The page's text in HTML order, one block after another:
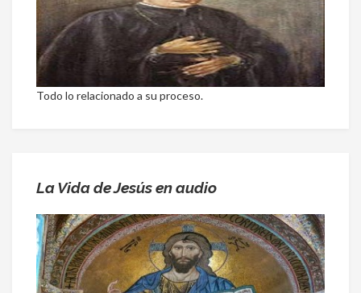
Todo lo relacionado a su proceso.
La Vida de Jesús en audio